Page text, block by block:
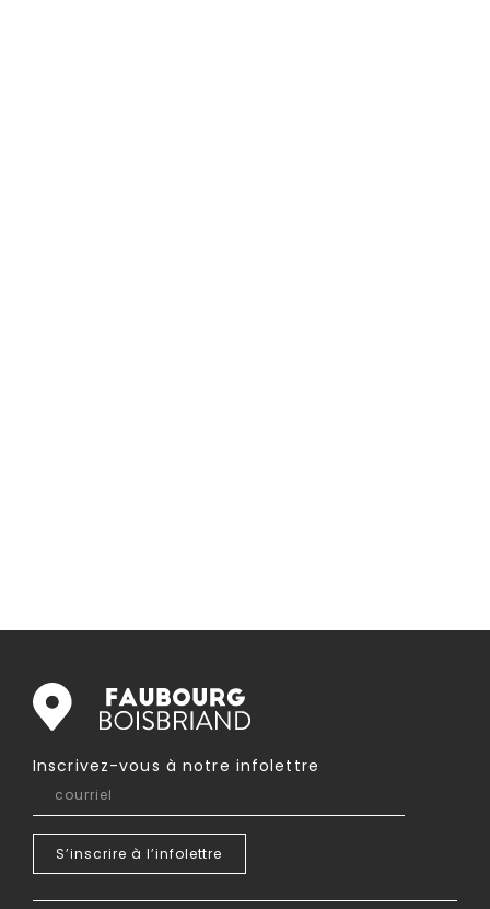
Inscrivez-vous à notre infolettre
courriel
S’inscrire à l’infolettre